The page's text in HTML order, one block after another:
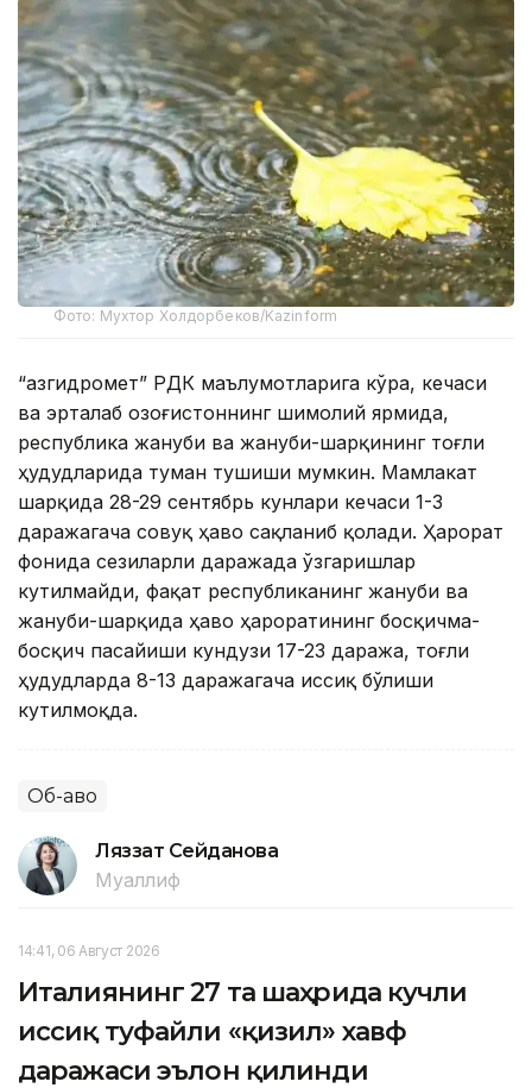
Фото: Мухтор Холдорбеков/Kazinform
“Қазгидромет” РДК маълумотларига кўра, кечаси
ва эрталаб Қозоғистоннинг шимолий ярмида,
республика жануби ва жануби-шарқининг тоғли
ҳудудларида туман тушиши мумкин. Мамлакат
шарқида 28-29 сентябрь кунлари кечаси 1-3
даражагача совуқ ҳаво сақланиб қолади. Ҳарорат
фонида сезиларли даражада ўзгаришлар
кутилмайди, фақат республиканинг жануби ва
жануби-шарқида ҳаво ҳароратининг босқичма-
босқич пасайиши кундузи 17-23 даража, тоғли
ҳудудларда 8-13 даражагача иссиқ бўлиши
кутилмоқда.
Об-ҳаво
Ляззат Сейданова
Муаллиф
14:41, 06 Август 2026
Италиянинг 27 та шаҳрида кучли
иссиқ туфайли «қизил» хавф
даражаси эълон қилинди